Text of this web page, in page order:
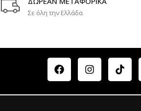
Σε όλη την Ελλάδα